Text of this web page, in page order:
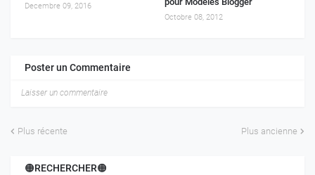
Decembre 09, 2016
Octobre 08, 2012
Poster un Commentaire
Laisser un commentaire
Plus récente Plus ancienne
🟠RECHERCHER🟠